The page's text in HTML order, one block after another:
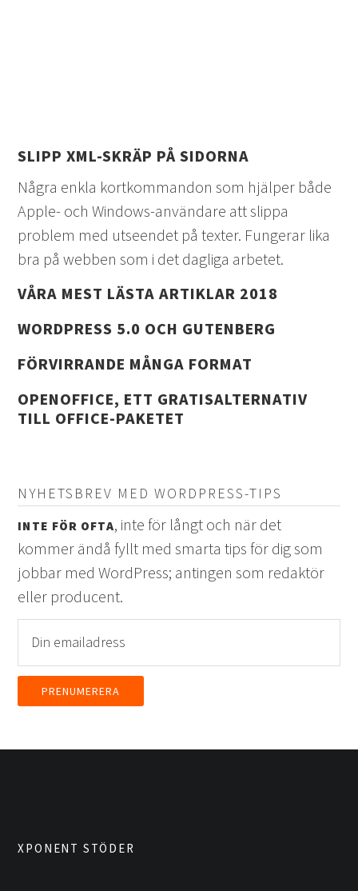
SLIPP XML-SKRÄP PÅ SIDORNA
Några enkla kortkommandon som hjälper både
Apple- och Windows-användare att slippa
problem med utseendet på texter. Fungerar lika
bra på webben som i det dagliga arbetet.
VÅRA MEST LÄSTA ARTIKLAR 2018
WORDPRESS 5.0 OCH GUTENBERG
FÖRVIRRANDE MÅNGA FORMAT
OPENOFFICE, ETT GRATISALTERNATIV
TILL OFFICE-PAKETET
NYHETSBREV MED WORDPRESS-TIPS
INTE FÖR OFTA, inte för långt och när det
kommer ändå fyllt med smarta tips för dig som
jobbar med WordPress; antingen som redaktör
eller producent.
XPONENT STÖDER